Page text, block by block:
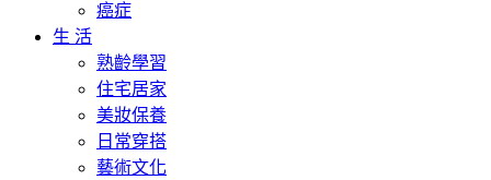
癌症
生 活
熟齡學習
住宅居家
美妝保養
日常穿搭
藝術文化